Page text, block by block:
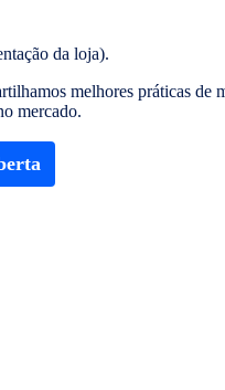
da loja).
melhores práticas de
mercado.